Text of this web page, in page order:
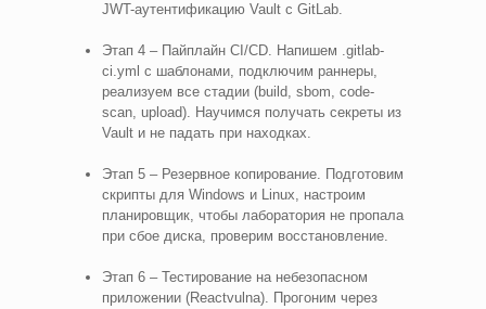
JWT-аутентификацию Vault с GitLab.
Этап 4 – Пайплайн CI/CD. Напишем .gitlab-
ci.yml с шаблонами, подключим раннеры,
реализуем все стадии (build, sbom, code-
scan, upload). Научимся получать секреты из
Vault и не падать при находках.
Этап 5 – Резервное копирование. Подготовим
скрипты для Windows и Linux, настроим
планировщик, чтобы лаборатория не пропала
при сбое диска, проверим восстановление.
Этап 6 – Тестирование на небезопасном
приложении (Reactvulna). Прогоним через